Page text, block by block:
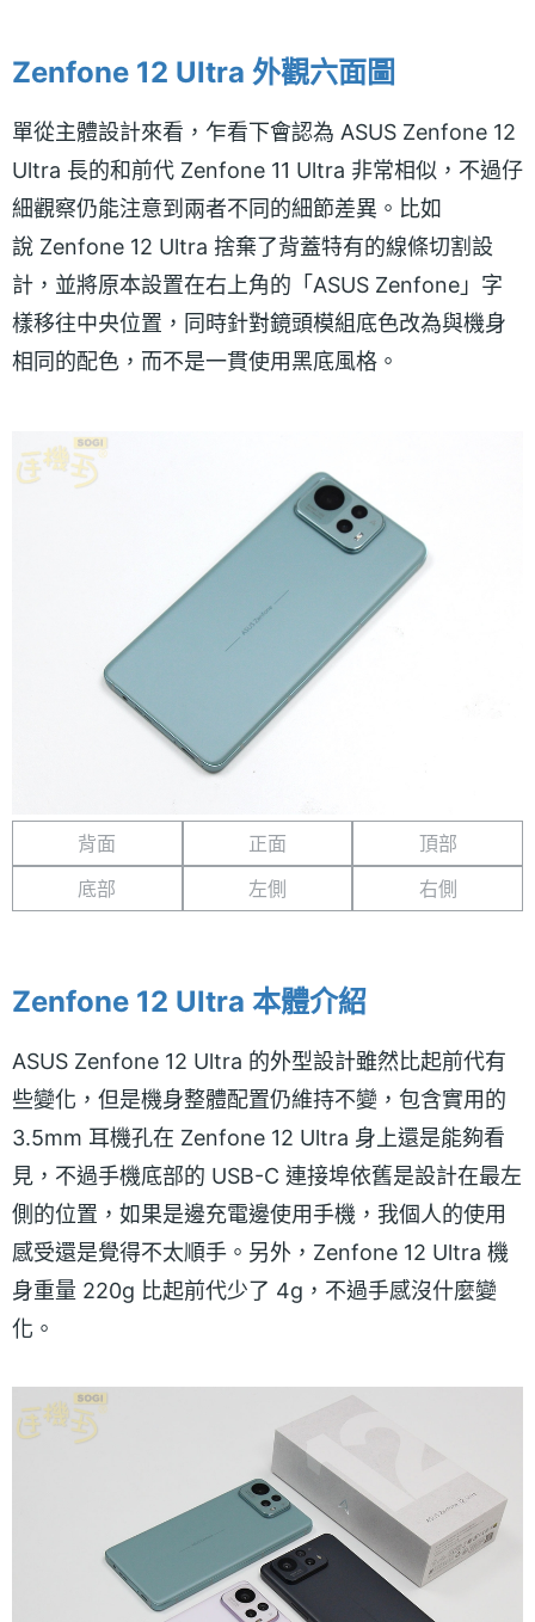
Zenfone 12 Ultra 外觀六面圖
單從主體設計來看，乍看下會認為 ASUS Zenfone 12
Ultra 長的和前代 Zenfone 11 Ultra 非常相似，不過仔
細觀察仍能注意到兩者不同的細節差異。比如
說 Zenfone 12 Ultra 捨棄了背蓋特有的線條切割設
計，並將原本設置在右上角的「ASUS Zenfone」字
樣移往中央位置，同時針對鏡頭模組底色改為與機身
相同的配色，而不是一貫使用黑底風格。
背面 正面
頂部
底部
左側 右側
Zenfone 12 Ultra 本體介紹
ASUS Zenfone 12 Ultra 的外型設計雖然比起前代有
些變化，但是機身整體配置仍維持不變，包含實用的
3.5mm 耳機孔在 Zenfone 12 Ultra 身上還是能夠看
見，不過手機底部的 USB-C 連接埠依舊是設計在最左
側的位置，如果是邊充電邊使用手機，我個人的使用
感受還是覺得不太順手。另外，Zenfone 12 Ultra 機
身重量 220g 比起前代少了 4g，不過手感沒什麼變
化。